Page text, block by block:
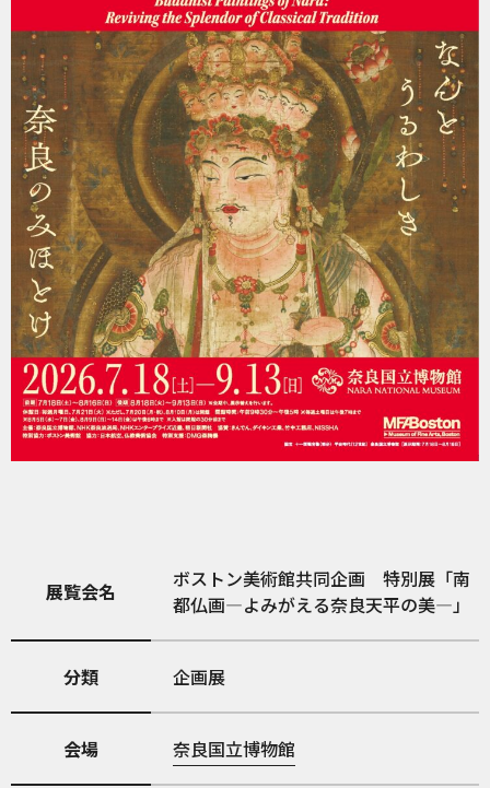
展覧会名
ボストン美術館共同企画 特別展「南
都仏画―よみがえる奈良天平の美―」
分類 企画展
会場 奈良国立博物館